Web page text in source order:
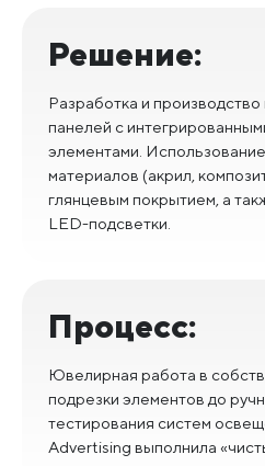
Решение:
Разработка и
панелей с
элементами.
материалов (акрил,
глянцевым покрытием, а
LED-подсветки.
Процесс:
Ювелирная работа в
подрезки элементов до
тестирования систем
Advertising выполнила